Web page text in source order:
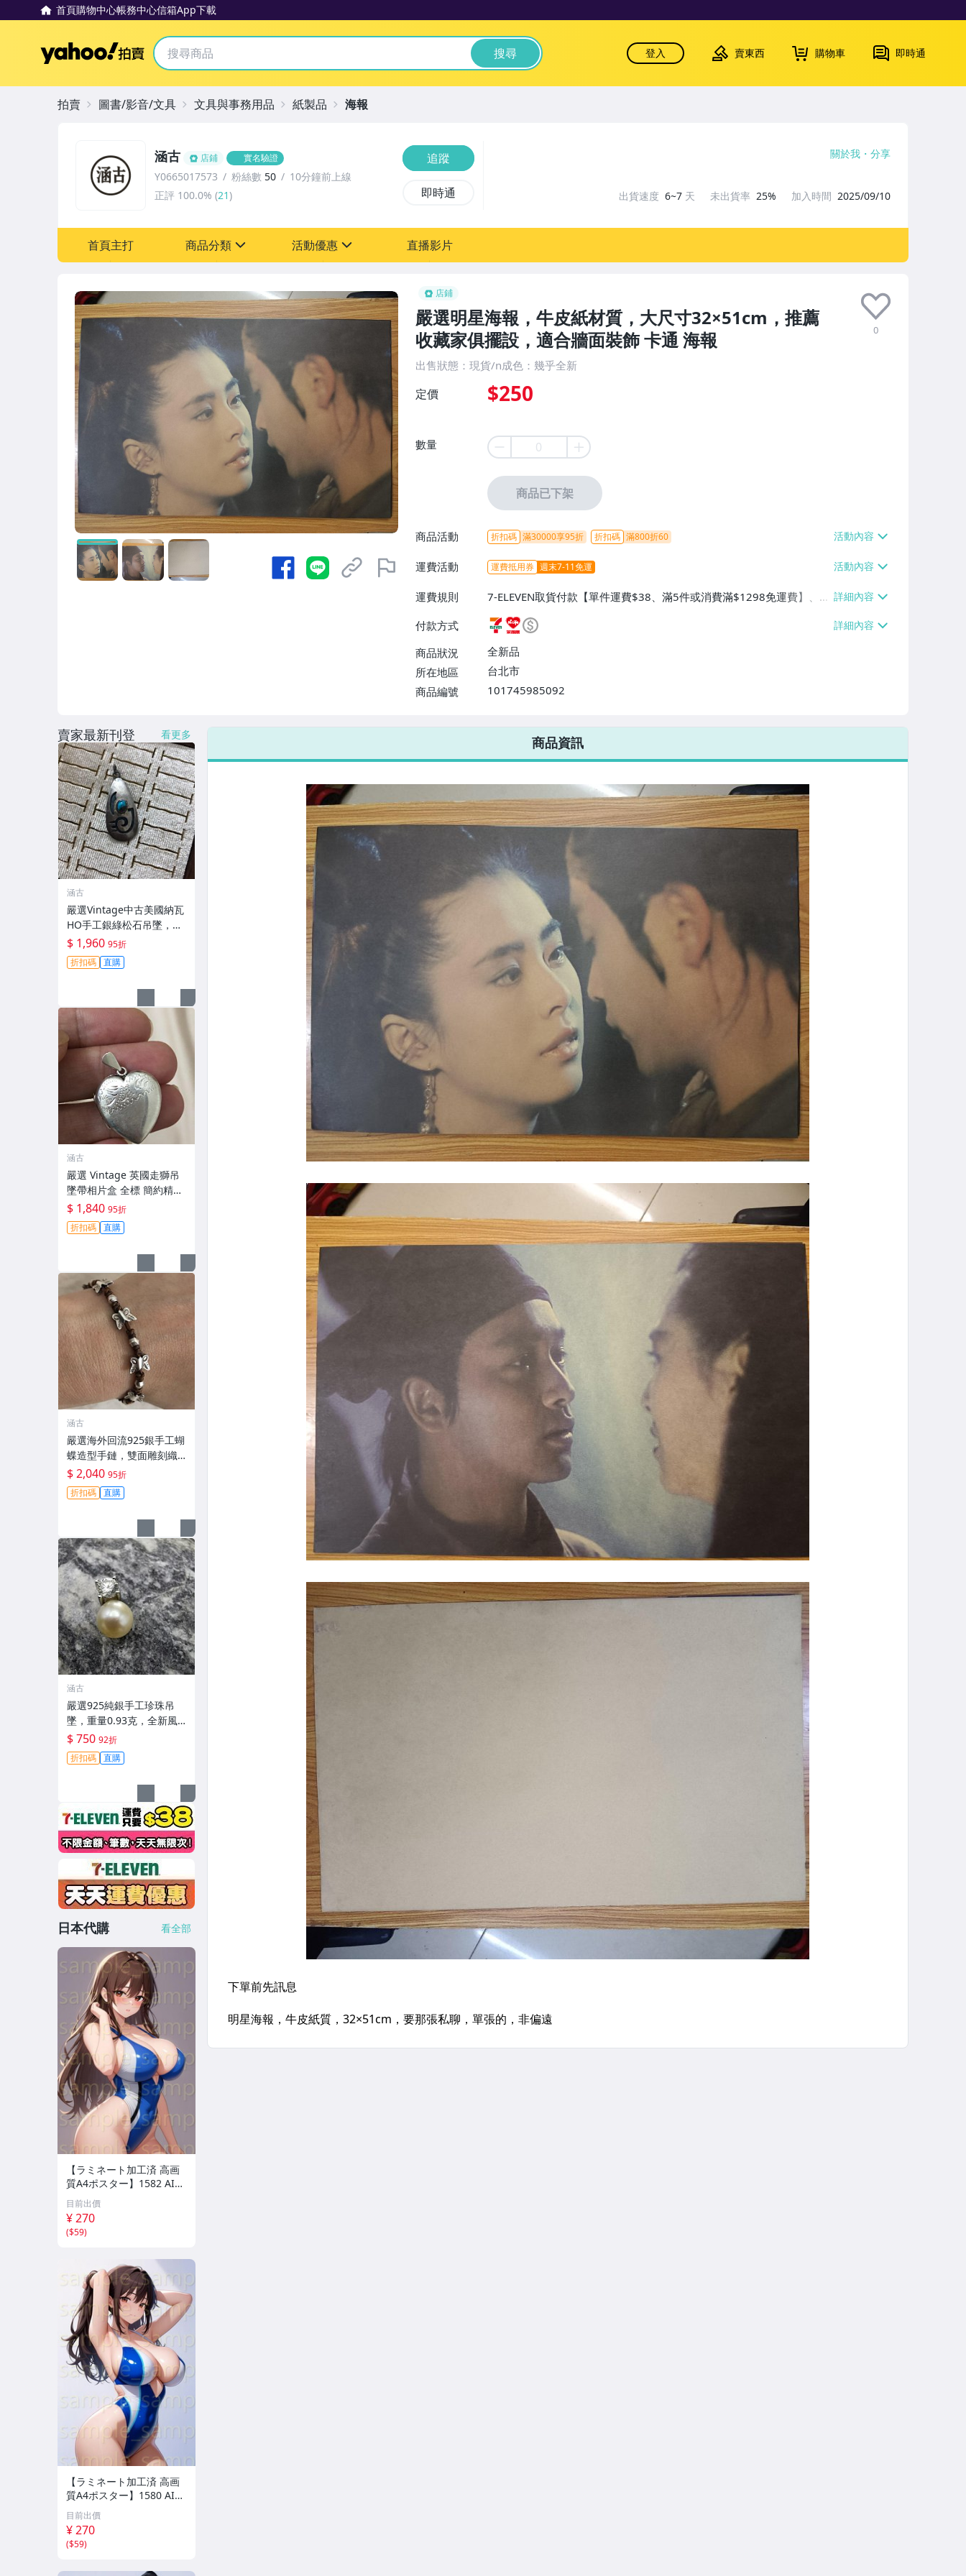
首頁購物中心帳務中心信箱App下載
Yahoo拍賣 搜尋 登入 賣東西 購物車 即時通
店鋪
嚴選明星海報，牛皮紙材質，大尺寸32×51cm，推薦
收藏家俱擺設，適合牆面裝飾 卡通 海報
0
出售狀態：現貨/n成色：幾乎全新
定價 $250
數量
商品已下架
商品活動 折扣碼 滿30000享95折 折扣碼 滿800折60
運費活動 運費抵用券 週末7-11免運
運費規則
7-ELEVEN取貨付款【單件運費$38、滿5件或消費滿$1298免運費】、7-
ELEVEN取貨不付款【免運費】、萊爾富取貨付款【單件運費$60、滿5件
或消費滿$1298免運費】、宅配/貨運【單件運費$120、滿5件或消費滿
$1598免運費】
付款方式
商品狀況
全新品
所在地區
台北市
商品編號
101745985092
7-ELEVEN 運費只要38元
不限金額、筆數，筆筆優惠無限次！
涵古 店鋪 實名驗證
Y0665017573 粉絲數 50
10分鐘前上線
正評 100.0% (21)
追蹤
即時通
關於我 分享
出貨速度 6~7 天 未出貨率 25% 加入時間 2025/09/10
首頁主打 商品分類 活動優惠
[全店] 粉絲專享
直播影片
拍賣 圖書/影音/文具 文具與事務用品 紙製品 海報
商品資訊
賣家最新刊登 看更多
涵古
嚴選Vintage中古美國納瓦
HO手工銀綠松石吊墜，尺
寸詳見照片 黃銹小瑕疵 售
後不退不換 納瓦霍 銀飾 綠
松石
$ 1,960 95折
折扣碼 直購
涵古
嚴選 Vintage 英國走獅吊
墜帶相片盒 全標 簡約精美
可收藏 80年代 愛心相片吊
墜 相片盒 吊墜盒子
$ 1,840 95折
折扣碼 直購
涵古
嚴選海外回流925銀手工蝴
蝶造型手鏈，雙面雕刻織
編設計。16cm精緻適手，
DIY佩戴新選擇。 蝴蝶 手
鏈 雕刻
$ 2,040 95折
折扣碼 直購
涵古
嚴選925純銀手工珍珠吊
墜，重量0.93克，全新風
采適合收藏 珍珠吊墜 925
銀 吊墜
$ 750 92折
折扣碼 直購
日本代購 看全部
【ラミネート加工済 高画
質A4ポスター】1582 AI美
女 イラスト ポスター セク
シー かわいい 水着 下着
目前出價
¥ 270
($59)
【ラミネート加工済 高画
質A4ポスター】1580 AI美
女 イラスト ポスター セク
シー かわいい 水着 下着
目前出價
¥ 270
($59)